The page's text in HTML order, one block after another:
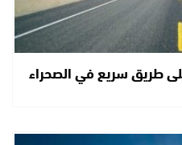
طريق سريع في الصحراء